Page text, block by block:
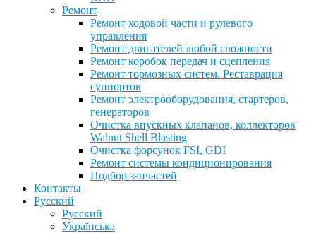
Ремонт
Ремонт ходовой части и рулевого
управления
Ремонт двигателей любой сложности
Ремонт коробок передач и сцепления
Ремонт тормозных систем. Реставрация
суппортов
Ремонт электрооборудования, стартеров,
генераторов
Очистка впускных клапанов, коллекторов
Walnut Shell Blasting
Очистка форсунок FSI, GDI
Ремонт системы кондиционирования
Подбор запчастей
Контакты
Русский
Русский
Українська